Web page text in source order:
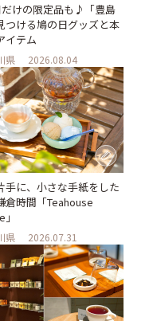
けの限定品も♪「豊島
つける鳩の日グッズと本
イテム
県 2026.08.04
手に、小さな手紙をした
倉時間「Teahouse
県 2026.07.31